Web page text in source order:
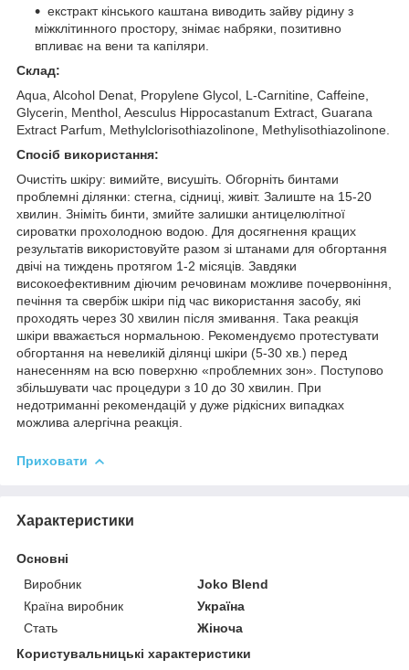
екстракт кінського каштана виводить зайву рідину з
міжклітинного простору, знімає набряки, позитивно
впливає на вени та капіляри.
Склад:
Aqua, Alcohol Denat, Propylene Glycol, L-Carnitine, Caffeine,
Glycerin, Menthol, Aesculus Hippocastanum Extract, Guarana
Extract Parfum, Methylclorisothiazolinone, Methylisothiazolinone.
Спосіб використання:
Очистіть шкіру: вимийте, висушіть. Обгорніть бинтами
проблемні ділянки: стегна, сідниці, живіт. Залиште на 15-20
хвилин. Зніміть бинти, змийте залишки антицелюлітної
сироватки прохолодною водою. Для досягнення кращих
результатів використовуйте разом зі штанами для обгортання
двічі на тиждень протягом 1-2 місяців. Завдяки
високоефективним діючим речовинам можливе почервоніння,
печіння та свербіж шкіри під час використання засобу, які
проходять через 30 хвилин після змивання. Така реакція
шкіри вважається нормальною. Рекомендуємо протестувати
обгортання на невеликій ділянці шкіри (5-30 хв.) перед
нанесенням на всю поверхню «проблемних зон». Поступово
збільшувати час процедури з 10 до 30 хвилин. При
недотриманні рекомендацій у дуже рідкісних випадках
можлива алергічна реакція.
Приховати
Характеристики
Основні
Виробник
Joko Blend
Країна виробник
Україна
Стать
Жіноча
Користувальницькі характеристики